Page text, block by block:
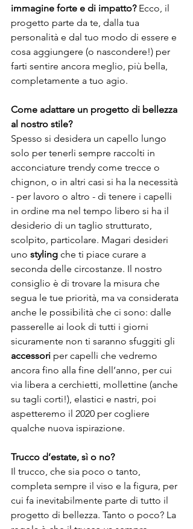
immagine forte e di impatto? Ecco, il
progetto parte da te, dalla tua
personalità e dal tuo modo di essere e
cosa aggiungere (o nascondere!) per
farti sentire ancora meglio, più bella,
completamente a tuo agio.
Come adattare un progetto di bellezza
al nostro stile?
Spesso si desidera un capello lungo
solo per tenerli sempre raccolti in
acconciature trendy come trecce o
chignon, o in altri casi si ha la necessità
- per lavoro o altro - di tenere i capelli
in ordine ma nel tempo libero si ha il
desiderio di un taglio strutturato,
scolpito, particolare. Magari desideri
uno styling che ti piace curare a
seconda delle circostanze. Il nostro
consiglio è di trovare la misura che
segua le tue priorità, ma va considerata
anche le possibilità che ci sono: dalle
passerelle ai look di tutti i giorni
sicuramente non ti saranno sfuggiti gli
accessori per capelli che vedremo
ancora fino alla fine dell’anno, per cui
via libera a cerchietti, mollettine (anche
su tagli corti!), elastici e nastri, poi
aspetteremo il 2020 per cogliere
qualche nuova ispirazione.
Trucco d’estate, sì o no?
Il trucco, che sia poco o tanto,
completa sempre il viso e la figura, per
cui fa inevitabilmente parte di tutto il
progetto di bellezza. Tanto o poco? La